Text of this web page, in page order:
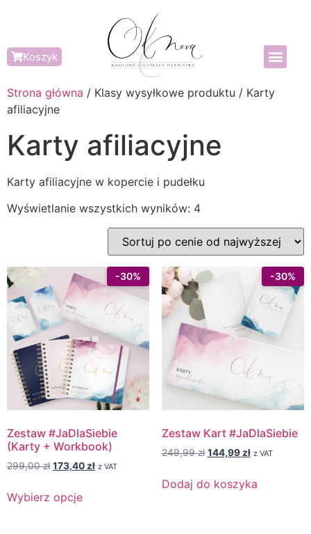
Koszyk
Strona główna / Klasy wysyłkowe produktu / Karty
afiliacyjne
Karty afiliacyjne
Karty afiliacyjne w kopercie i pudełku
Wyświetlanie wszystkich wyników: 4
Zestaw #JaDlaSiebie
(Karty + Workbook)
299,00zł 173,40 zł z VAT
Wybierz opcje
Zestaw Kart #JaDlaSiebie
249,99zł 144,99 zł z VAT
Dodaj do koszyka